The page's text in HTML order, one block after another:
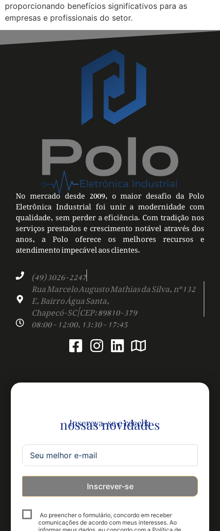
proporcionando benefícios significativos para as
empresas e profissionais do setor.
No mercado desde 2009, o maior desafio da Polo
Eletrônica Industrial foi unir a modernidade com
qualidade, sem perder a eficiência. Com tradição nos
serviços prestados e crescimento notável através dos
anos, a Polo oferece os melhores recursos e
atendimento impecável aos clientes.
(49) 3026-2247
Rua Marcelo Augusto Mathias da Silva, nº 132
E, Bairro Água Santa,
Chapecó-SC | CEP: 89810-379
08:00 - 12:00, 13:30 - 17:45
Inscreva-se e receba
nossas novidades
Inscrever-se
Ao preencher o formulário, concordo em receber
comunicações de acordo com meus interesses. Ao